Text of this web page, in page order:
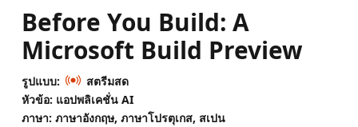
Before You Build: A
Microsoft Build Preview
รูปแบบ:
สตรีมสด
หัวข้อ: แอปพลิเคชั่น AI
ภาษา: ภาษาอังกฤษ, ภาษาโปรตุเกส, สเปน